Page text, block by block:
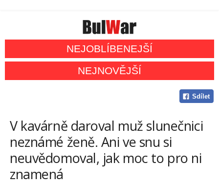
NEJOBLÍBENEJŠÍ
NEJNOVĚJŠÍ
Sdílet
V kavárně daroval muž slunečnici
neznámé ženě. Ani ve snu si
neuvědomoval, jak moc to pro ni
znamená